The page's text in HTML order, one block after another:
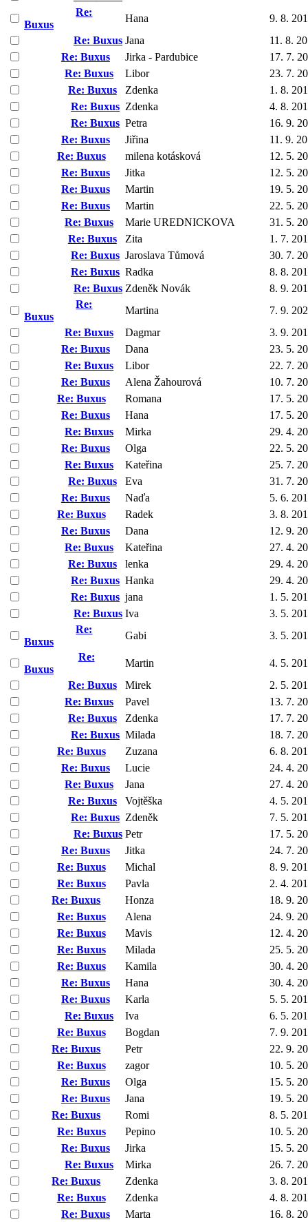
Re:
Buxus
Hana
9. 8.
Re: Buxus Jana
11. 8.
Re: Buxus
Jirka - Pardubice
17. 7.
Re: Buxus
Libor
23. 7.
Re: Buxus
Zdenka
1. 8.
Re: Buxus Zdenka
4. 8.
Re: Buxus Petra
16. 9.
Re: Buxus
Jiřina
11. 9.
Re: Buxus
milena kotásková
12. 5.
Re: Buxus
Jitka
12. 5.
Re: Buxus
Martin
19. 5.
Re: Buxus
Martin
22. 5.
Re: Buxus
Marie UREDNICKOVA
31. 5.
Re: Buxus
Zita
1. 7.
Re: Buxus Jaroslava Tůmová
30. 7.
Re: Buxus Radka
8. 8.
Re: Buxus Zdeněk Novák
8. 9.
Re:
Buxus
Martina
7. 9.
Re: Buxus
Dagmar
3. 9.
Re: Buxus
Dana
23. 5.
Re: Buxus
Libor
22. 7.
Re: Buxus
Alena Žahourová
10. 7.
Re: Buxus
Romana
17. 5.
Re: Buxus
Hana
17. 5.
Re: Buxus
Mirka
29. 4.
Re: Buxus
Olga
22. 5.
Re: Buxus
Kateřina
25. 7.
Re: Buxus
Eva
31. 7.
Re: Buxus
Naďa
5. 6.
Re: Buxus
Radek
3. 8.
Re: Buxus
Dana
12. 9.
Re: Buxus
Kateřina
27. 4.
Re: Buxus
lenka
29. 4.
Re: Buxus Hanka
29. 4.
Re: Buxus jana
1. 5.
Re: Buxus Iva
3. 5.
Re:
Buxus
Gabi
3. 5.
Re:
Buxus
Martin
4. 5.
Re: Buxus
Mirek
2. 5.
Re: Buxus
Pavel
13. 7.
Re: Buxus
Zdenka
17. 7.
Re: Buxus Milada
18. 7.
Re: Buxus
Zuzana
6. 8.
Re: Buxus
Lucie
24. 4.
Re: Buxus
Jana
27. 4.
Re: Buxus
Vojtěška
4. 5.
Re: Buxus Zdeněk
7. 5.
Re: Buxus Petr
17. 5.
Re: Buxus
Jitka
24. 7.
Re: Buxus
Michal
8. 9.
Re: Buxus
Pavla
2. 4.
Re: Buxus
Honza
18. 9.
Re: Buxus
Alena
24. 9.
Re: Buxus
Mavis
12. 4.
Re: Buxus
Milada
25. 5.
Re: Buxus
Kamila
30. 4.
Re: Buxus
Hana
30. 4.
Re: Buxus
Karla
5. 5.
Re: Buxus
Iva
6. 5.
Re: Buxus
Bogdan
7. 9.
Re: Buxus
Petr
22. 9.
Re: Buxus
zagor
10. 5.
Re: Buxus
Olga
15. 5.
Re: Buxus
Jana
19. 5.
Re: Buxus
Romi
8. 5.
Re: Buxus
Pepino
10. 5.
Re: Buxus
Jirka
15. 5.
Re: Buxus
Mirka
26. 7.
Re: Buxus
Zdenka
3. 8.
Re: Buxus
Zdenka
4. 8.
Re: Buxus
Marta
16. 8.